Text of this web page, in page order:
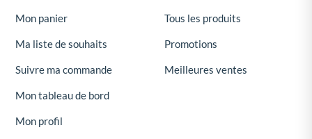
Mon panier
Ma liste de souhaits
Suivre ma commande
Mon tableau de bord
Mon profil
Tous les produits
Promotions
Meilleures ventes